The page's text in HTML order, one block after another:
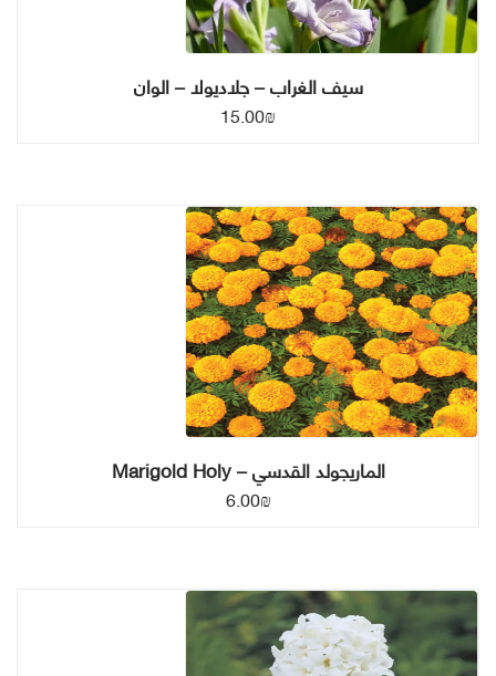
سيف الغراب – جلاديولا – الوان
15.00₪
الماريجولد القدسي – Marigold Holy
6.00₪